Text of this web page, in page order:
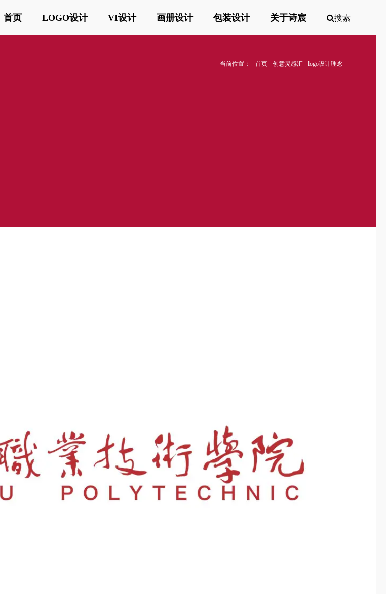
首页 LOGO设计 VI设计 画册设计 包装设计 关于诗宸 搜索
当前位置： 首页 创意灵感汇
logo设计理念